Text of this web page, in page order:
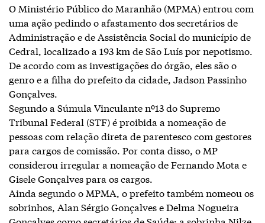
O Ministério Público do Maranhão (MPMA) entrou com
uma ação pedindo o afastamento dos secretários de
Administração e de Assistência Social do município de
Cedral, localizado a 193 km de São Luís por nepotismo.
De acordo com as investigações do órgão, eles são o
genro e a filha do prefeito da cidade, Jadson Passinho
Gonçalves.
Segundo a Súmula Vinculante nº13 do Supremo
Tribunal Federal (STF) é proibida a nomeação de
pessoas com relação direta de parentesco com gestores
para cargos de comissão. Por conta disso, o MP
considerou irregular a nomeação de Fernando Mota e
Gisele Gonçalves para os cargos.
Ainda segundo o MPMA, o prefeito também nomeou os
sobrinhos, Alan Sérgio Gonçalves e Delma Nogueira